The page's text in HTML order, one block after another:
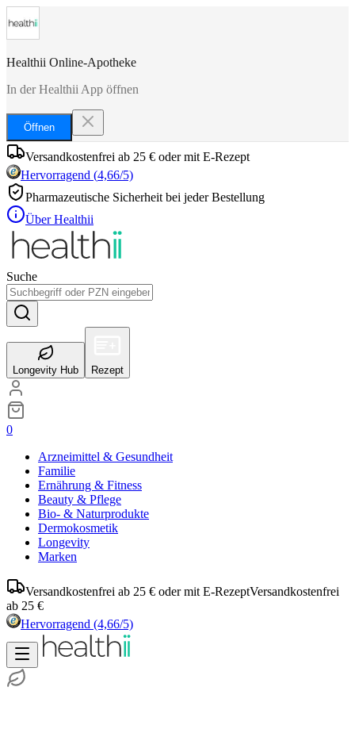
Healthii Online-Apotheke
In der Healthii App öffnen
Öffnen
Versandkostenfrei ab 25 € oder mit E-Rezept
Hervorragend (4,66/5)
Pharmazeutische Sicherheit bei jeder Bestellung
Über Healthii
Suche
Longevity Hub Rezept
0
Arzneimittel & Gesundheit
Familie
Ernährung & Fitness
Beauty & Pflege
Bio- & Naturprodukte
Dermokosmetik
Longevity
Marken
Versandkostenfrei ab 25 € oder mit E-RezeptVersandkostenfrei
ab 25 €
Hervorragend (4,66/5)